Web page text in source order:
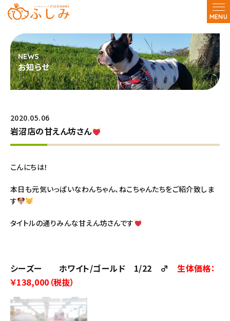
MENU
お知らせ
2020.05.06
岩沼店の甘えん坊さん
こんにちは！
本日も元気いっぱいなわんちゃん、ねこちゃんたちをご紹介致しま
す
タイトルの通りみんな甘えん坊さんです
シーズー ホワイト/ゴールド 1/22 ♂生体価格：
￥138,000（税抜）